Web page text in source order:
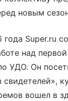
новым
года Super.ru
над
УДО. Он
свидетелей»,
вошел в